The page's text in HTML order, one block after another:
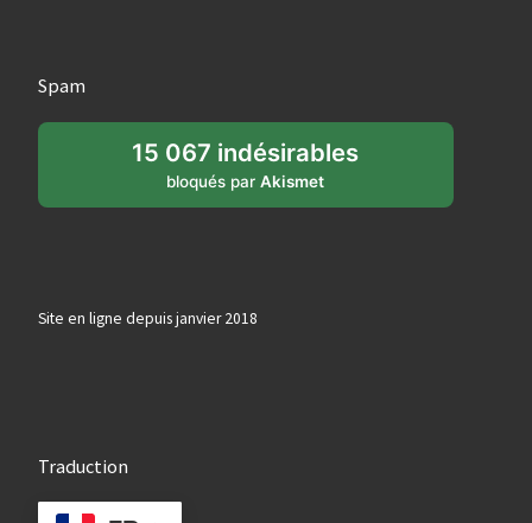
Spam
15 067 indésirables
bloqués parAkismet
Site en ligne depuis janvier 2018
Traduction